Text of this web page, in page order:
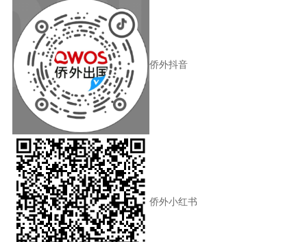
侨外抖音
侨外小红书